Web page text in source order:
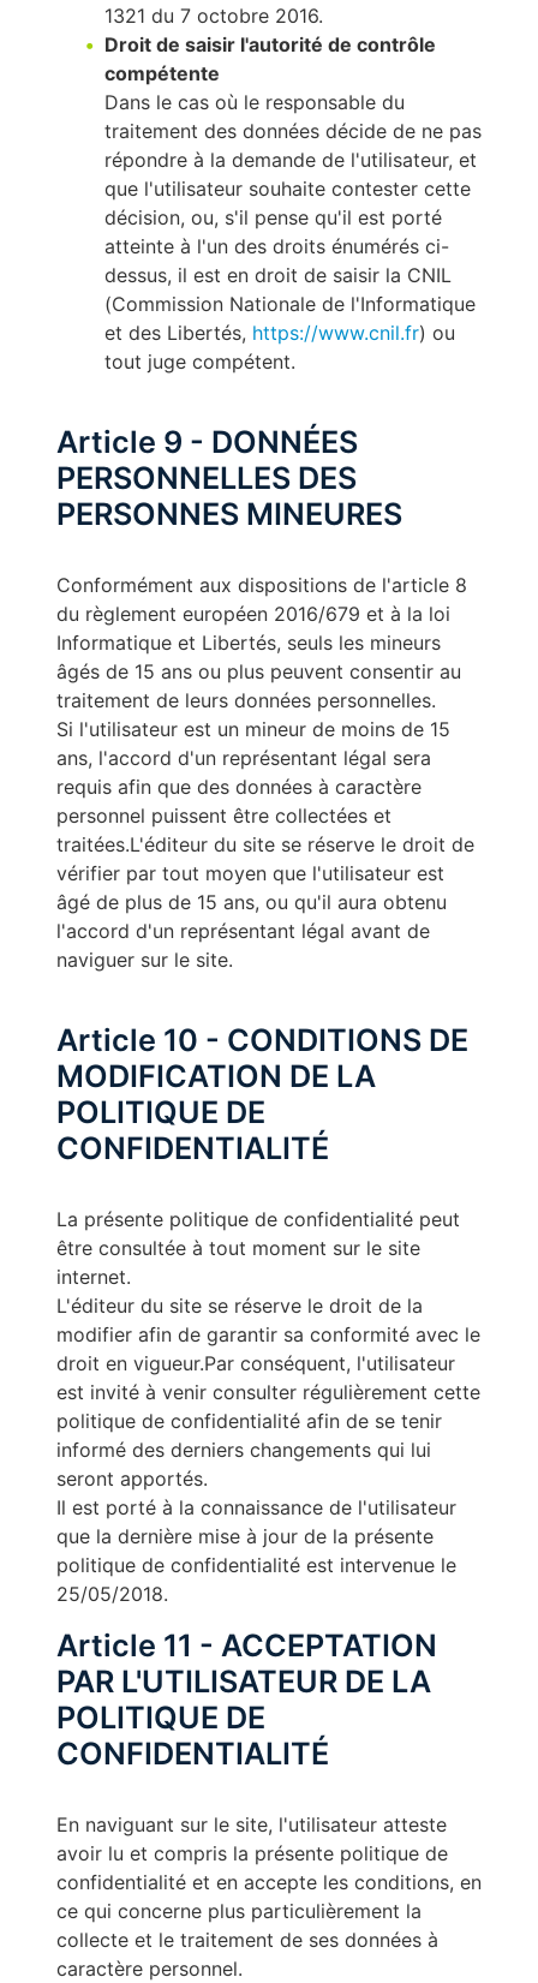
1321 du 7 octobre 2016.
Droit de saisir l'autorité de contrôle
compétente
Dans le cas où le responsable du
traitement des données décide de ne pas
répondre à la demande de l'utilisateur, et
que l'utilisateur souhaite contester cette
décision, ou, s'il pense qu'il est porté
atteinte à l'un des droits énumérés ci-
dessus, il est en droit de saisir la CNIL
(Commission Nationale de l'Informatique
et des Libertés, https://www.cnil.fr) ou
tout juge compétent.
Article 9 - DONNÉES
PERSONNELLES DES
PERSONNES MINEURES
Conformément aux dispositions de l'article 8
du règlement européen 2016/679 et à la loi
Informatique et Libertés, seuls les mineurs
âgés de 15 ans ou plus peuvent consentir au
traitement de leurs données personnelles.
Si l'utilisateur est un mineur de moins de 15
ans, l'accord d'un représentant légal sera
requis afin que des données à caractère
personnel puissent être collectées et
traitées.L'éditeur du site se réserve le droit de
vérifier par tout moyen que l'utilisateur est
âgé de plus de 15 ans, ou qu'il aura obtenu
l'accord d'un représentant légal avant de
naviguer sur le site.
Article 10 - CONDITIONS DE
MODIFICATION DE LA
POLITIQUE DE
CONFIDENTIALITÉ
La présente politique de confidentialité peut
être consultée à tout moment sur le site
internet.
L'éditeur du site se réserve le droit de la
modifier afin de garantir sa conformité avec le
droit en vigueur.Par conséquent, l'utilisateur
est invité à venir consulter régulièrement cette
politique de confidentialité afin de se tenir
informé des derniers changements qui lui
seront apportés.
Il est porté à la connaissance de l'utilisateur
que la dernière mise à jour de la présente
politique de confidentialité est intervenue le
25/05/2018.
Article 11 - ACCEPTATION
PAR L'UTILISATEUR DE LA
POLITIQUE DE
CONFIDENTIALITÉ
En naviguant sur le site, l'utilisateur atteste
avoir lu et compris la présente politique de
confidentialité et en accepte les conditions, en
ce qui concerne plus particulièrement la
collecte et le traitement de ses données à
caractère personnel.